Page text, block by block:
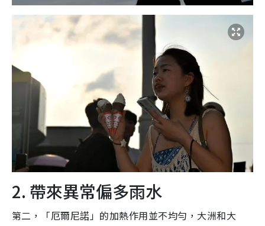
2. 帶來異常偏多雨水
第二，「厄爾尼諾」的加熱作用並不均勻，大洲和大